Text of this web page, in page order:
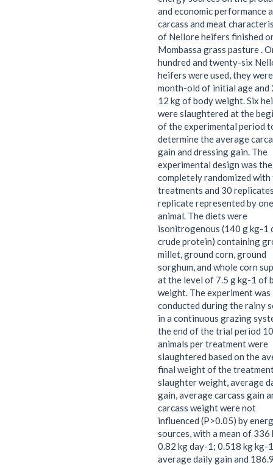
and economic performance
carcass and meat
of Nellore heifers finished
Mombassa grass pasture .
hundred and twenty-six
heifers were used, they
month-old of initial age and
12 kg of body weight. Six
were slaughtered at the
of the experimental period
determine the average
gain and dressing gain. The
experimental design was the
completely randomized
treatments and 30
replicate represented by one
animal. The diets were
isonitrogenous (140 g kg-1
crude protein) containing
millet, ground corn, ground
sorghum, and whole corn
at the level of 7.5 g kg-1 of
weight. The experiment was
conducted during the rainy
in a continuous grazing
the end of the trial period 10
animals per treatment were
slaughtered based on the
final weight of the
slaughter weight, average
gain, average carcass gain
carcass weight were not
influenced (P>0.05) by
sources, with a mean of 336
0.82 kg day-1; 0.518 kg kg-1
average daily gain and